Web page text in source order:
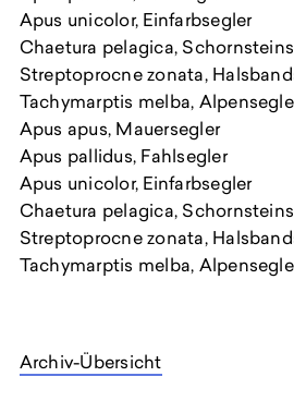
Apus unicolor, Einfarbsegler
Chaetura pelagica,
Streptoprocne zonata,
Tachymarptis melba,
Apus apus, Mauersegler
Apus pallidus, Fahlsegler
Apus unicolor, Einfarbsegler
Chaetura pelagica,
Streptoprocne zonata,
Tachymarptis melba,
Archiv-Übersicht